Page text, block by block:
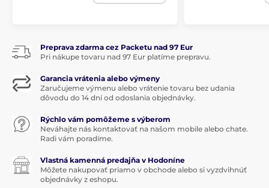
Preprava zdarma cez Packetu nad 97 Eur
Pri nákupe tovaru nad 97 Eur platíme prepravu.
Garancia vrátenia alebo výmeny
Zaručujeme výmenu alebo vrátenie tovaru bez udania
dôvodu do 14 dní od odoslania objednávky.
Rýchlo vám pomôžeme s výberom
Neváhajte nás kontaktovať na našom mobile alebo chate.
Radi vám poradíme.
Vlastná kamenná predajňa v Hodoníne
Môžete nakupovať priamo v obchode alebo si vyzdvihnúť
objednávky z eshopu.